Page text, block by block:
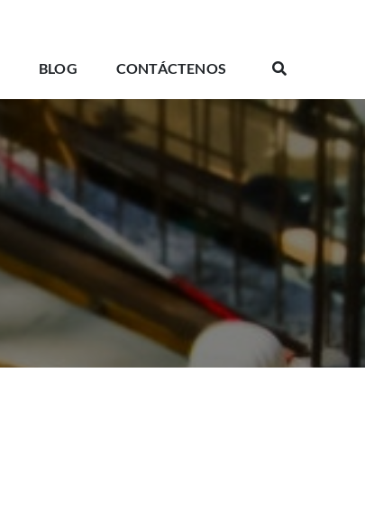
BLOG CONTÁCTENOS